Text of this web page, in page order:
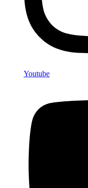
Youtube